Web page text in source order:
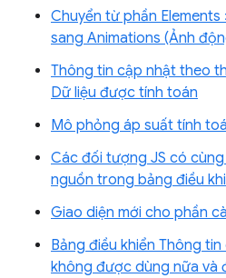
Chuyển từ phần Elements
sang Animations (Ảnh
Thông tin cập nhật theo
Dữ liệu được tính toán
Mô phỏng áp suất tính
Các đối tượng JS có
nguồn trong bảng điều
Giao diện mới cho phần
Bảng điều khiển Thông
không được dùng nữa và